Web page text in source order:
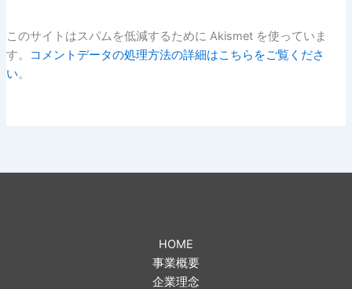
このサイトはスパムを低減するために Akismet を使っていま
す。
コメントデータの処理方法の詳細はこちらをご覧くださ
い。
HOME
事業概要
企業理念